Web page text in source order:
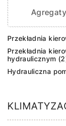
Przekładnia
Przekładnia
hydraulicznym
Hydrauliczna